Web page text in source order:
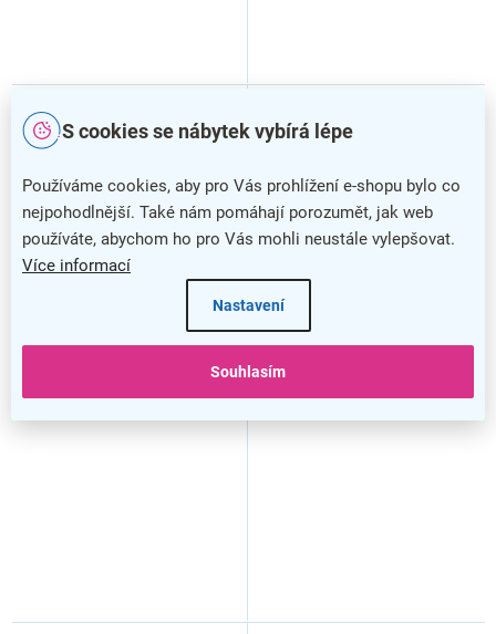
S cookies se nábytek vybírá lépe
Používáme cookies, aby pro Vás prohlížení e-shopu bylo co
nejpohodlnější. Také nám pomáhají porozumět, jak web
používáte, abychom ho pro Vás mohli neustále vylepšovat.
Více informací
Nastavení
Souhlasím
cylindrický zámek, červená -
ROZBALENO
lavičkou, 60 x 85 x 185 cm,
cylindrický zámek, červená -